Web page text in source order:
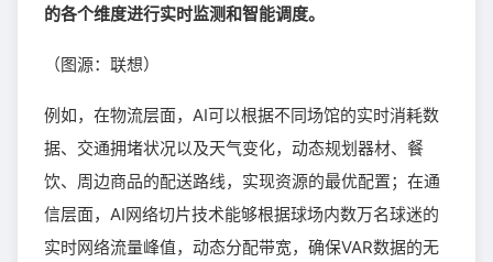
的各个维度进行实时监测和智能调度。
（图源：联想）
例如，在物流层面，AI可以根据不同场馆的实时消耗数
据、交通拥堵状况以及天气变化，动态规划器材、餐
饮、周边商品的配送路线，实现资源的最优配置；在通
信层面，AI网络切片技术能够根据球场内数万名球迷的
实时网络流量峰值，动态分配带宽，确保VAR数据的无